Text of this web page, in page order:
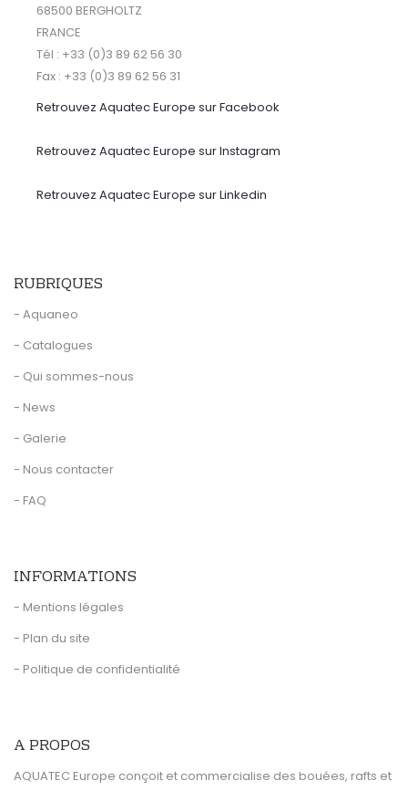
68500 BERGHOLTZ
FRANCE
Tél : +33 (0)3 89 62 56 30
Fax : +33 (0)3 89 62 56 31
Retrouvez Aquatec Europe sur Facebook
Retrouvez Aquatec Europe sur Instagram
Retrouvez Aquatec Europe sur Linkedin
RUBRIQUES
- Aquaneo
- Catalogues
- Qui sommes-nous
- News
- Galerie
- Nous contacter
- FAQ
INFORMATIONS
- Mentions légales
- Plan du site
- Politique de confidentialité
A PROPOS
AQUATEC Europe conçoit et commercialise des bouées, rafts et